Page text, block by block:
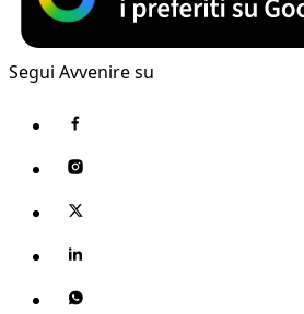
Segui Avvenire su